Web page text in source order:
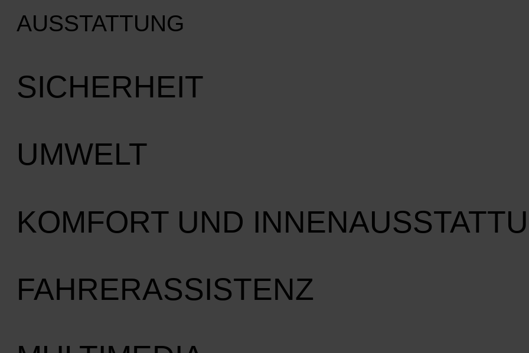
AUSSTATTUNG
SICHERHEIT
UMWELT
KOMFORT UND
FAHRERASSISTENZ